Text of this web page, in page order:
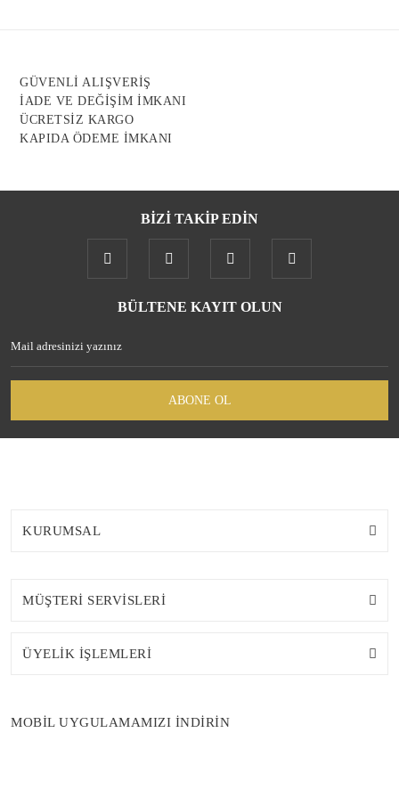
GÜVENLİ ALIŞVERİŞ
İADE VE DEĞİŞİM İMKANI
ÜCRETSİZ KARGO
KAPIDA ÖDEME İMKANI
BİZİ TAKİP EDİN
BÜLTENE KAYIT OLUN
ABONE OL
KURUMSAL
MÜŞTERİ SERVİSLERİ
ÜYELİK İŞLEMLERİ
MOBİL UYGULAMAMIZI İNDİRİN